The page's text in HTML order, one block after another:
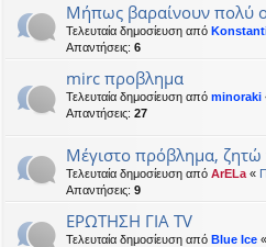
Μήπως βαραίνουν πολύ
Τελευταία δημοσίευση από
Απαντήσεις: 6
mirc προβλημα
Τελευταία δημοσίευση από minoraki
Απαντήσεις: 27
Μέγιστο πρόβλημα,
Τελευταία δημοσίευση από ArELa «
Απαντήσεις: 9
ΕΡΩΤΗΣΗ ΓΙΑ TV
Τελευταία δημοσίευση από Blue Ice «